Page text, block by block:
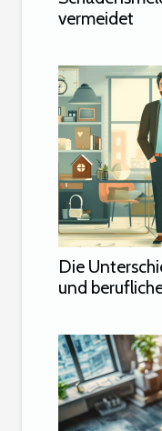
vermeidet
Die
und